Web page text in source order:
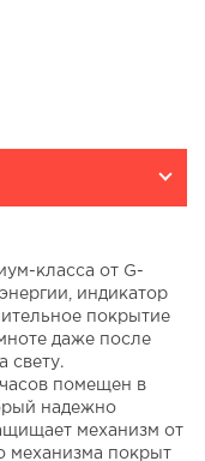
класса от G-
индикатор
покрытие
даже после
свету.
помещен в
надежно
механизм от
механизма покрыт